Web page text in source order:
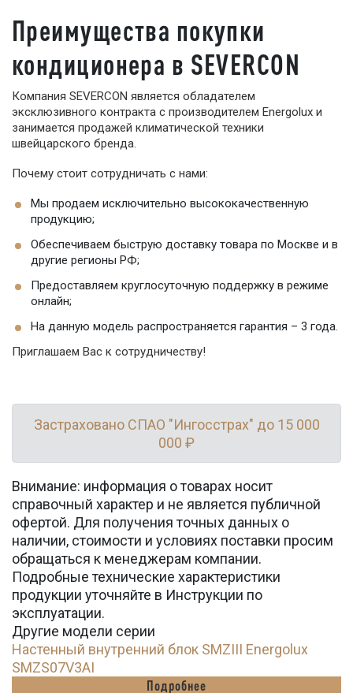
Преимущества покупки
кондиционера в SEVERCON
Компания SEVERCON является обладателем
эксклюзивного контракта с производителем Energolux и
занимается продажей климатической техники
швейцарского бренда.
Почему стоит сотрудничать с нами:
Мы продаем исключительно высококачественную
продукцию;
Обеспечиваем быструю доставку товара по Москве и в
другие регионы РФ;
Предоставляем круглосуточную поддержку в режиме
онлайн;
На данную модель распространяется гарантия – 3 года.
Приглашаем Вас к сотрудничеству!
Застраховано СПАО "Ингосстрах" до 15 000
000 ₽
Внимание: информация о товарах носит
справочный характер и не является публичной
офертой. Для получения точных данных о
наличии, стоимости и условиях поставки просим
обращаться к менеджерам компании.
Подробные технические характеристики
продукции уточняйте в Инструкции по
эксплуатации.
Другие модели серии
Настенный внутренний блок SMZIII Energolux
SMZS07V3AI
Подробнее